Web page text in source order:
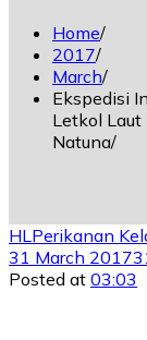
Home
2017
March
Ekspedisi
Letkol Laut
Natuna
HL Perikanan
31 March 2017
Posted at 03:03